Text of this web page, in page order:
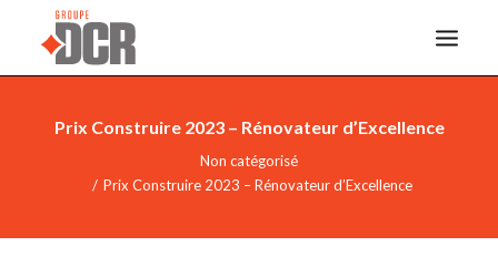
ACCUEILPrix Construire 2023 – Rénovateur d’Excellence
Non catégorisé
Prix Construire 2023 – Rénovateur d’Excellence